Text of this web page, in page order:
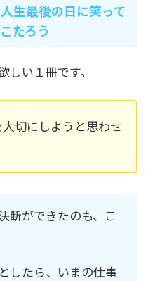
生最後の日に笑って
たろう
しい１冊です。
切にしようと思わせ
断ができたのも、こ
したら、いまの仕事